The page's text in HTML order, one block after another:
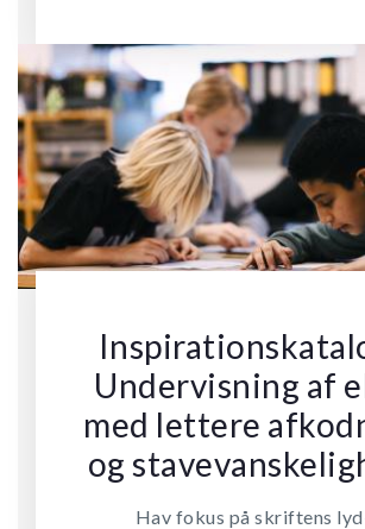
Undervisning af
med lettere
og
Hav fokus på skriftens